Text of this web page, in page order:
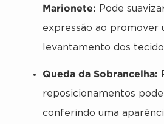
Marionete: Pode
expressão ao promover
levantamento dos
Queda da Sobrancelha:
reposicionamentos
conferindo uma